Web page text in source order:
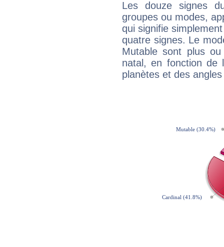
Les douze signes
groupes ou modes,
qui signifie
quatre signes. Le
Mutable sont plus
natal, en fonction de
planètes et des